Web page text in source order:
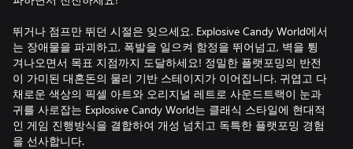
뛰거나 점프만 뛰던 시절은 잊으세요. Explosive Candy World에서
는 장애물을 파괴하고, 폭발을 일으켜 함정을 뛰어넘고, 벽을 튕
겨나오면서 목표 지점까지 도달하세요! 정밀한 플랫포밍의 반전
이 가미된 대혼돈의 물리 기반 스테이지가 이어집니다. 귀엽고 다
채로운 색상의 픽셀 아트와 오리지널 레트로 사운드트랙이 눈과
귀를 사로잡는 Explosive Candy World는 클래식 스타일에 현대적
인 게임 진행방식을 결합하여 개성 넘치고 독특한 플랫포밍 경험
을 선사합니다.